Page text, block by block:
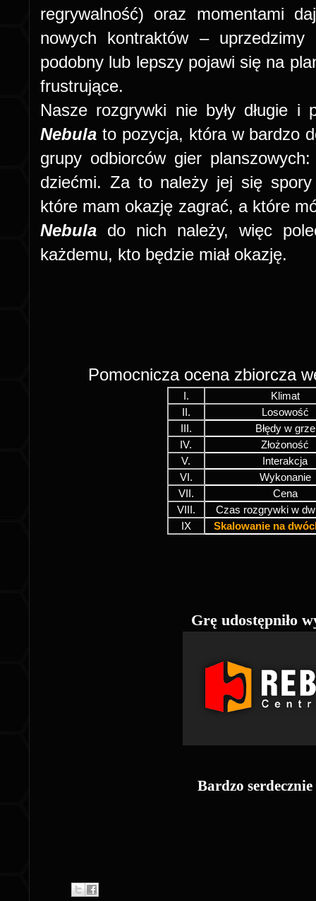
regrywalność) oraz momentami
nowych kontraktów –
podobny lub lepszy pojawi się na
frustrujące.
Nasze rozgrywki nie były długie i
Nebula to pozycja, która w bardzo
grupy odbiorców gier
dziećmi. Za to należy jej się
które mam okazję zagrać, a które
Nebula do nich należy, więc
każdemu, kto będzie miał okazję.
Pomocnicza ocena zbiorcza
I.
Klimat
II.
Losowość
III.
Błędy w grze
IV.
Złożoność
V.
Interakcja
VI.
Wykonanie
VII.
Cena
VIII.
Czas rozgrywki w
IX
Skalowanie na
Grę udostępniło
Bardzo